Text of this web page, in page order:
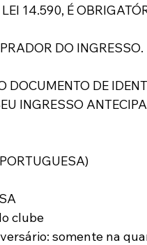
14.590, É
DO INGRESSO.
DOCUMENTO DE
INGRESSO
clube
somente na